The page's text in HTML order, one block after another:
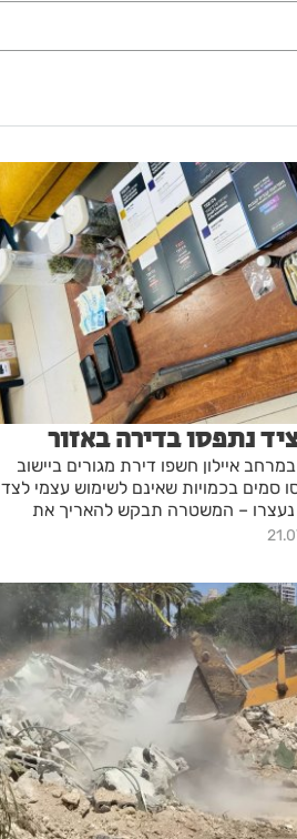
נתפסו בדירה באזור
איילון חשפו דירת מגורים ביישוב
סמים בכמויות שאינם לשימוש עצמי לצד
נעצרו – המשטרה תבקש להאריך את